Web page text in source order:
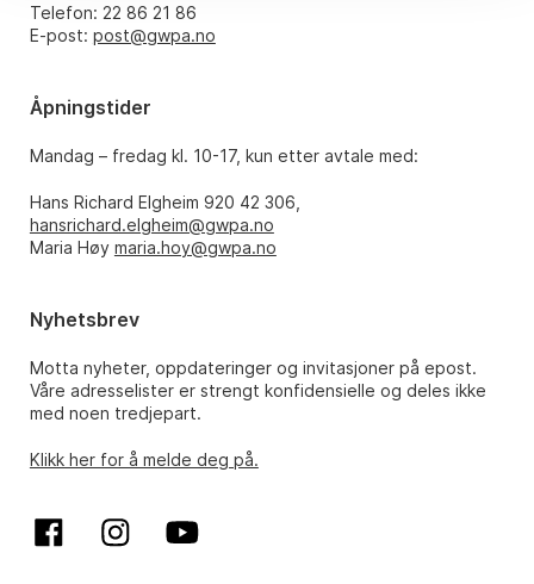
Telefon: 22 86 21 86
E-post: post@gwpa.no
Åpningstider
Mandag – fredag kl. 10-17, kun etter avtale med:
Hans Richard Elgheim 920 42 306,
hansrichard.elgheim@gwpa.no
Maria Høy maria.hoy@gwpa.no
Nyhetsbrev
Motta nyheter, oppdateringer og invitasjoner på epost.
Våre adresselister er strengt konfidensielle og deles ikke
med noen tredjepart.
Klikk her for å melde deg på.